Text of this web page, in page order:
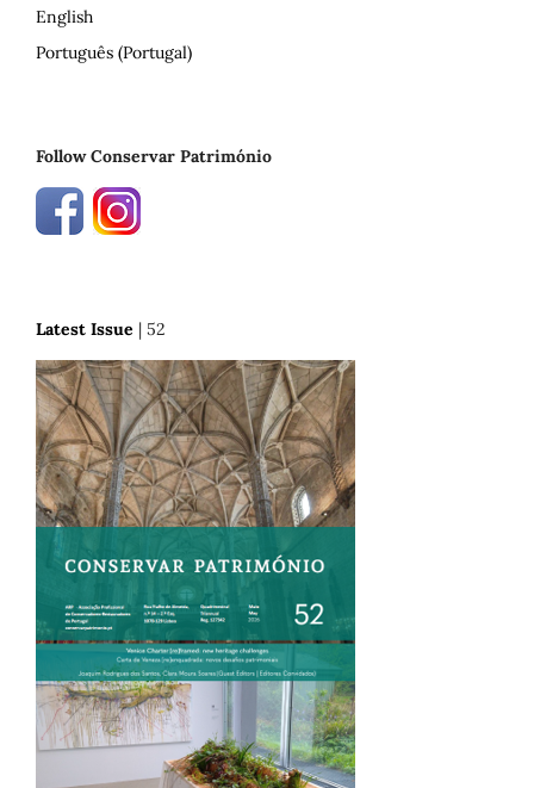
English
Português (Portugal)
Follow Conservar Património
Latest Issue | 52